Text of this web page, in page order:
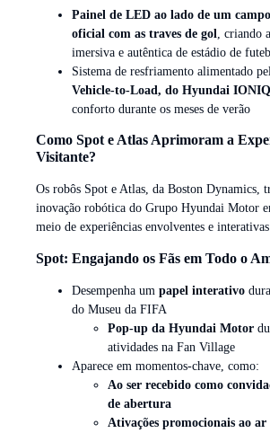
Painel de LED ao lado de um
oficial com as traves de gol
, criando
imersiva e autêntica de estádio de
Sistema de resfriamento alimentado
Vehicle-to-Load, do Hyundai IONIQ
conforto durante os meses de verão
Como Spot e Atlas Aprimoram a
Visitante?
Os robôs Spot e Atlas, da Boston Dynamics,
inovação robótica do Grupo Hyundai Motor
meio de experiências envolventes e
Spot: Engajando os Fãs em Todo o
Desempenha um papel interativo
do Museu da FIFA
Pop-up da Hyundai Motor
atividades na Fan Village
Aparece em momentos-chave, como:
Ao ser recebido como
de abertura
Ativações promocionais ao